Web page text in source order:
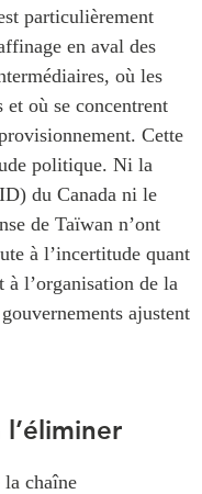
particulièrement
en aval des
où les
et où se concentrent
Cette
politique. Ni la
du Canada ni le
de Taïwan n’ont
à l’incertitude quant
à l’organisation de la
ajustent
la chaîne